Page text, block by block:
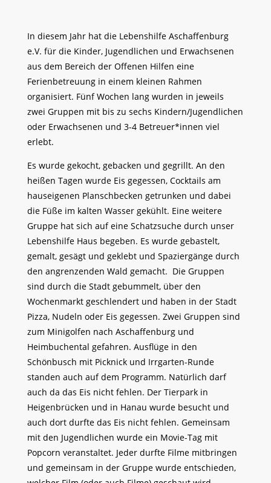
In diesem Jahr hat die Lebenshilfe Aschaffenburg
e.V. für die Kinder, Jugendlichen und Erwachsenen
aus dem Bereich der Offenen Hilfen eine
Ferienbetreuung in einem kleinen Rahmen
organisiert. Fünf Wochen lang wurden in jeweils
zwei Gruppen mit bis zu sechs Kindern/Jugendlichen
oder Erwachsenen und 3-4 Betreuer*innen viel
erlebt.
Es wurde gekocht, gebacken und gegrillt. An den
heißen Tagen wurde Eis gegessen, Cocktails am
hauseigenen Planschbecken getrunken und dabei
die Füße im kalten Wasser gekühlt. Eine weitere
Gruppe hat sich auf eine Schatzsuche durch unser
Lebenshilfe Haus begeben. Es wurde gebastelt,
gemalt, gesägt und geklebt und Spaziergänge durch
den angrenzenden Wald gemacht. Die Gruppen
sind durch die Stadt gebummelt, über den
Wochenmarkt geschlendert und haben in der Stadt
Pizza, Nudeln oder Eis gegessen. Zwei Gruppen sind
zum Minigolfen nach Aschaffenburg und
Heimbuchental gefahren. Ausflüge in den
Schönbusch mit Picknick und Irrgarten-Runde
standen auch auf dem Programm. Natürlich darf
auch da das Eis nicht fehlen. Der Tierpark in
Heigenbrücken und in Hanau wurde besucht und
auch dort durfte das Eis nicht fehlen. Gemeinsam
mit den Jugendlichen wurde ein Movie-Tag mit
Popcorn veranstaltet. Jeder durfte Filme mitbringen
und gemeinsam in der Gruppe wurde entschieden,